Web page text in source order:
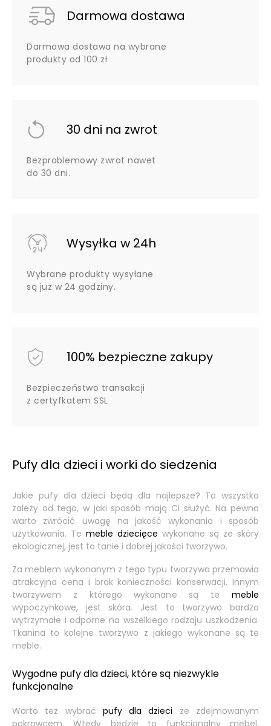
Darmowa dostawa
Darmowa dostawa na wybrane
produkty od 100 zł
30 dni na zwrot
Bezproblemowy zwrot nawet
do 30 dni.
Wysyłka w 24h
Wybrane produkty wysyłane
są już w 24 godziny.
100% bezpieczne zakupy
Bezpieczeństwo transakcji
z certyfkatem SSL
Pufy dla dzieci i worki do siedzenia
Jakie pufy dla dzieci będą dla najlepsze? To wszystko
zależy od tego, w jaki sposób mają Ci służyć. Na pewno
warto zwrócić uwagę na jakość wykonania i sposób
użytkowania. Te meble dziecięce wykonane są ze skóry
ekologicznej, jest to tanie i dobrej jakości tworzywo.
Za meblem wykonanym z tego typu tworzywa przemawia
atrakcyjna cena i brak konieczności konserwacji. Innym
tworzywem z którego wykonane są te meble
wypoczynkowe, jest skóra. Jest to tworzywo bardzo
wytrzymałe i odporne na wszelkiego rodzaju uszkodzenia.
Tkanina to kolejne tworzywo z jakiego wykonane są te
meble.
Wygodne pufy dla dzieci, które są niezwykle
funkcjonalne
Warto też wybrać pufy dla dzieci ze zdejmowanym